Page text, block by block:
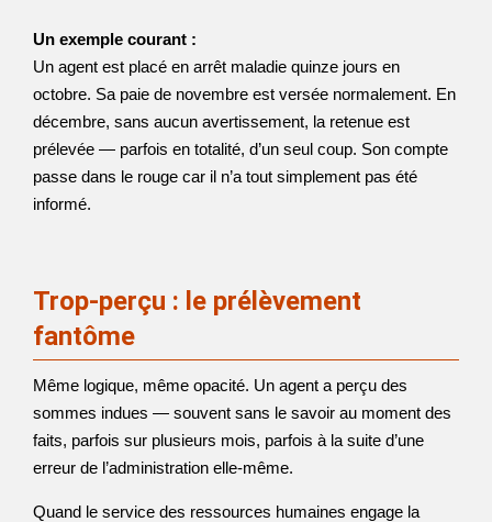
Un exemple courant :
Un agent est placé en arrêt maladie quinze jours en
octobre. Sa paie de novembre est versée normalement. En
décembre, sans aucun avertissement, la retenue est
prélevée — parfois en totalité, d’un seul coup. Son compte
passe dans le rouge car il n’a tout simplement pas été
informé.
Trop-perçu : le prélèvement
fantôme
Même logique, même opacité. Un agent a perçu des
sommes indues — souvent sans le savoir au moment des
faits, parfois sur plusieurs mois, parfois à la suite d’une
erreur de l’administration elle-même.
Quand le service des ressources humaines engage la